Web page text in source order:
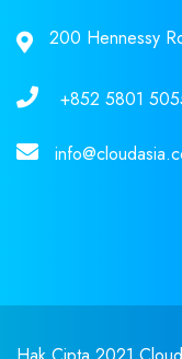
200 Hennessy
+852 5801